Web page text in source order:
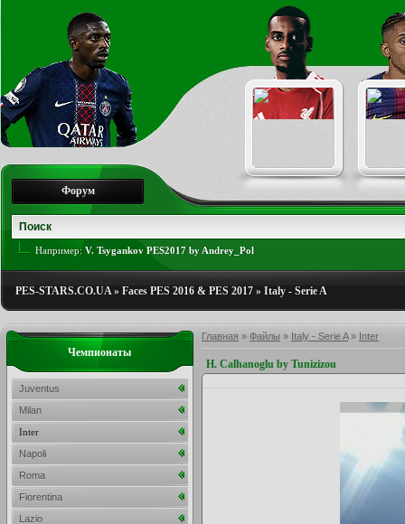
Форум
Например: V. Tsygankov PES2017 by Andrey_Pol
PES-STARS.CO.UA» Faces PES 2016 & PES 2017 » Italy - Serie A
Главная » Файлы » Italy - Serie A» Inter
H. Calhanoglu by Tunizizou
Чемпионаты
Juventus
Milan
Inter
Napoli
Roma
Fiorentina
Lazio